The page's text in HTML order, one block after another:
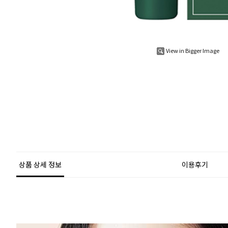
View in Bigger Image
상품 상세 정보 이용후기